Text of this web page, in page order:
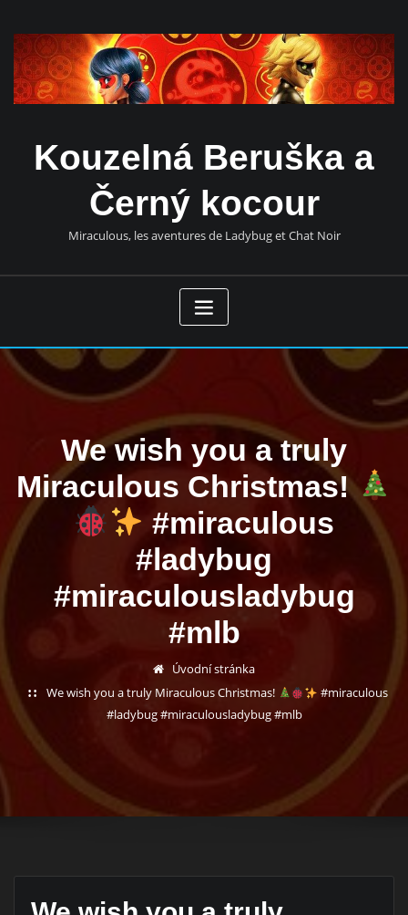
Kouzelná Beruška a
Černý kocour
Miraculous, les aventures de Ladybug et Chat Noir
We wish you a truly
Miraculous Christmas!
#miraculous
#ladybug
#miraculousladybug
#mlb
Úvodní stránka
We wish you a truly Miraculous Christmas!
#miraculous
#ladybug #miraculousladybug #mlb